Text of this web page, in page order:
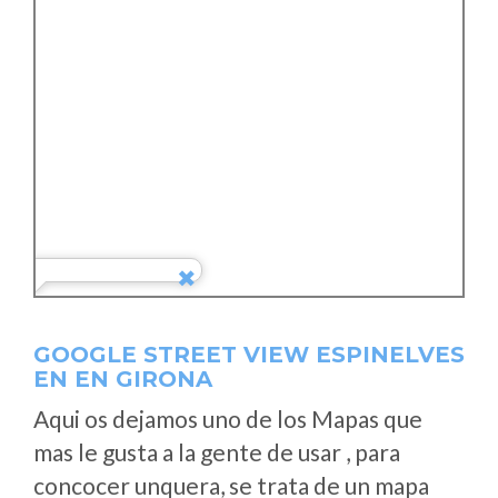
GOOGLE STREET VIEW ESPINELVES
EN EN GIRONA
Aqui os dejamos uno de los Mapas que
mas le gusta a la gente de usar , para
concocer unquera, se trata de un mapa